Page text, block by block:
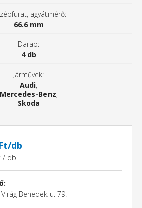
agyátmérő:
66.6 mm
Darab:
4 db
Járművek:
Audi,
Mercedes-Benz,
Skoda
db
/ db
Benedek u. 79.